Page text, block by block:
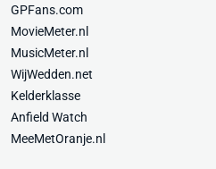
GPFans.com
MovieMeter.nl
MusicMeter.nl
WijWedden.net
Kelderklasse
Anfield Watch
MeeMetOranje.nl